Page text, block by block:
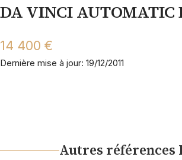
DA VINCI AUTOMATIC
14 400 €
Dernière mise à jour: 19/12/2011
Autres références